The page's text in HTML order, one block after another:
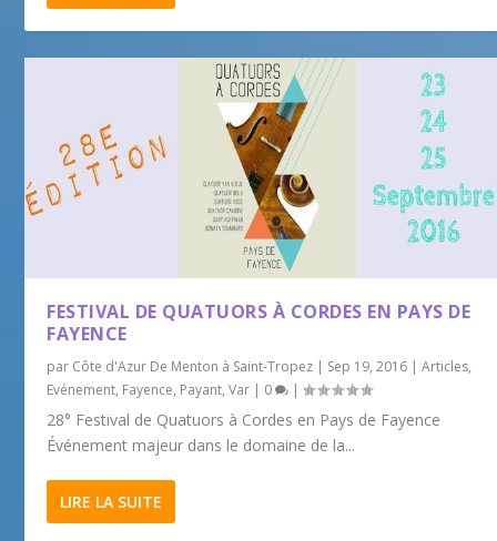
FESTIVAL DE QUATUORS À CORDES EN PAYS DE
FAYENCE
par Côte d'Azur De Menton à Saint-Tropez | Sep 19, 2016 |Articles,
Evénement, Fayence, Payant,Var | 0 |
28° Festival de Quatuors à Cordes en Pays de Fayence
Événement majeur dans le domaine de la...
LIRE LA SUITE